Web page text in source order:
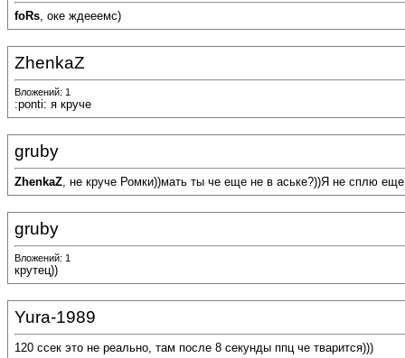
foRs, оке ждееемс)
ZhenkaZ
Вложений: 1
:ponti: я круче
gruby
ZhenkaZ, не круче Ромки))мать ты че еще не в аське?))Я не сплю
gruby
Вложений: 1
крутец))
Yura-1989
120 ссек это не реально, там после 8 секунды ппц че тварится)))